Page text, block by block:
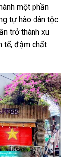
một phần
tự hào dân tộc.
trở thành xu
tế, đậm chất